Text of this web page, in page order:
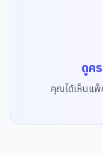
ดูค
คุณได้เห็นแพ็